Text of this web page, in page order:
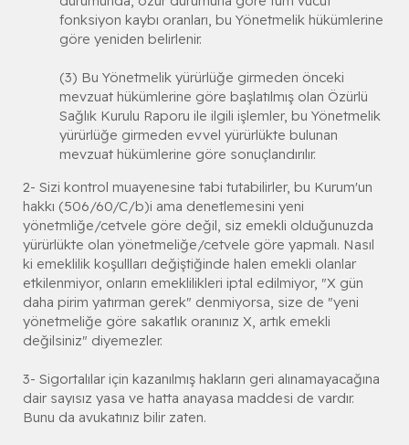
fonksiyon kaybı oranları, bu Yönetmelik hükümlerine
göre yeniden belirlenir.
(3) Bu Yönetmelik yürürlüğe girmeden önceki
mevzuat hükümlerine göre başlatılmış olan Özürlü
Sağlık Kurulu Raporu ile ilgili işlemler, bu Yönetmelik
yürürlüğe girmeden evvel yürürlükte bulunan
mevzuat hükümlerine göre sonuçlandırılır.
2- Sizi kontrol muayenesine tabi tutabilirler, bu Kurum'un
hakkı (506/60/C/b)i ama denetlemesini yeni
yönetmliğe/cetvele göre değil, siz emekli olduğunuzda
yürürlükte olan yönetmeliğe/cetvele göre yapmalı. Nasıl
ki emeklilik koşullları değiştiğinde halen emekli olanlar
etkilenmiyor, onların emeklilikleri iptal edilmiyor, "X gün
daha pirim yatırman gerek" denmiyorsa, size de "yeni
yönetmeliğe göre sakatlık oranınız X, artık emekli
değilsiniz" diyemezler.
3- Sigortalılar için kazanılmış hakların geri alınamayacağına
dair sayısız yasa ve hatta anayasa maddesi de vardır.
Bunu da avukatınız bilir zaten.